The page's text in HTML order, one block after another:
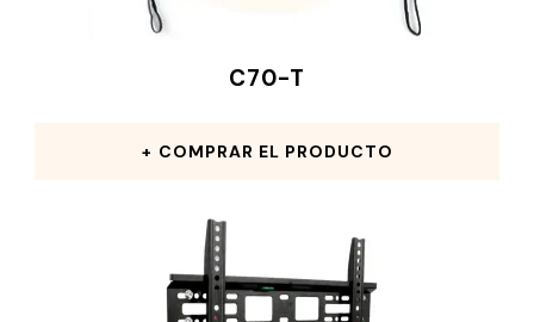
C70-T
COMPRAR EL PRODUCTO